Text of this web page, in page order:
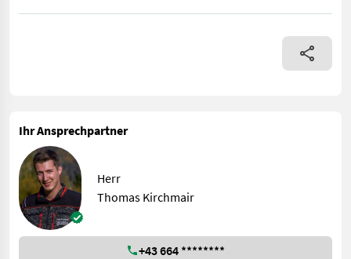
Die neue Tajfun EGV85 AHK G2.0M Seilwinde mit folgender
Ihr Ansprechpartner
Herr
Thomas Kirchmair
+43 664 ********